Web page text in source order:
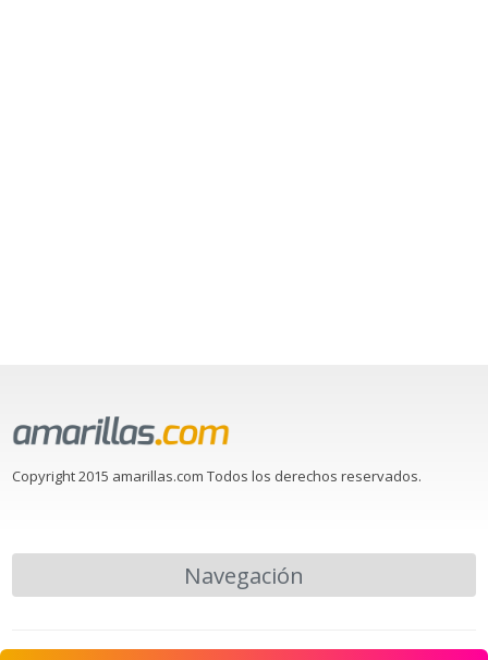
Copyright 2015 amarillas.com Todos los derechos reservados.
Navegación